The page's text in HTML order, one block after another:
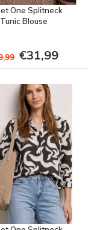
One Splitneck
Tunic Blouse
€31,99